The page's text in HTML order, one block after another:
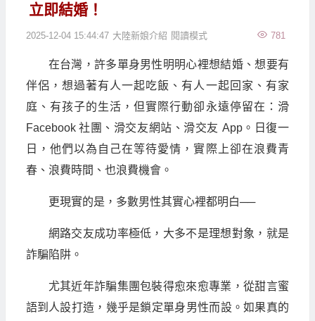
立即結婚！
2025-12-04 15:44:47 大陸新娘介紹 781
閱讀模式
在台灣，許多單身男性明明心裡想結婚、想要有
伴侶，想過著有人一起吃飯、有人一起回家、有家
庭、有孩子的生活，但實際行動卻永遠停留在：滑
Facebook 社團、滑交友網站、滑交友 App。日復一
日，他們以為自己在等待愛情，實際上卻在浪費青
春、浪費時間、也浪費機會。
更現實的是，多數男性其實心裡都明白──
網路交友成功率極低，大多不是理想對象，就是
詐騙陷阱。
尤其近年詐騙集團包裝得愈來愈專業，從甜言蜜
語到人設打造，幾乎是鎖定單身男性而設。如果真的